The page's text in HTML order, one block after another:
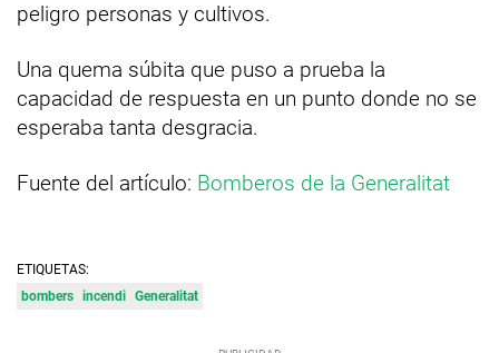
peligro personas y cultivos.
Una quema súbita que puso a prueba la
capacidad de respuesta en un punto donde no se
esperaba tanta desgracia.
Fuente del artículo: Bomberos de la Generalitat
ETIQUETAS:
bombers incendi Generalitat